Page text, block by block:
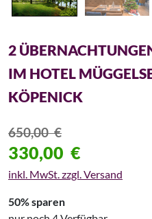
2
IM HOTEL
KÖPENICK
650,00€
330,00 €
inkl. MwSt. zzgl. Versand
50% sparen